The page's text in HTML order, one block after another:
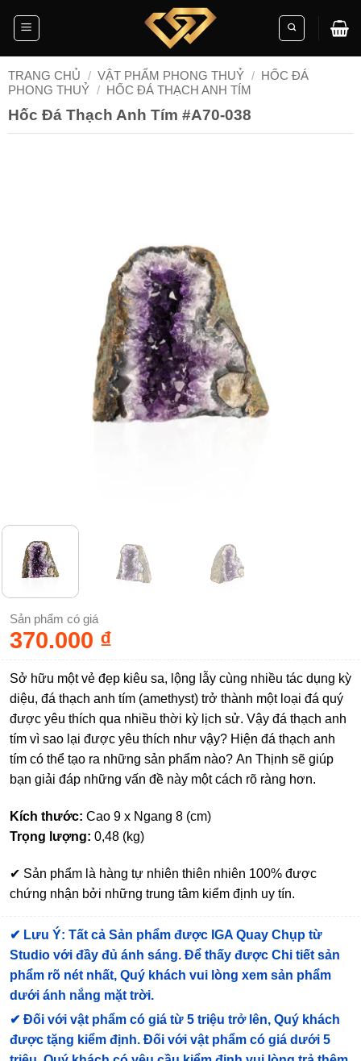
TRANG CHỦ / VẬT PHẨM PHONG THUỶ / HỐC ĐÁ
PHONG THUỶ / HỐC ĐÁ THẠCH ANH TÍM
Hốc Đá Thạch Anh Tím #A70-038
Sản phẩm có giá
370.000 ₫
Sở hữu một vẻ đẹp kiêu sa, lộng lẫy cùng nhiều tác dụng kỳ
diệu, đá thạch anh tím (amethyst) trở thành một loại đá quý
được yêu thích qua nhiều thời kỳ lịch sử. Vậy đá thạch anh
tím vì sao lại được yêu thích như vậy? Hiện đá thạch anh
tím có thể tạo ra những sản phẩm nào? An Thịnh sẽ giúp
bạn giải đáp những vấn đề này một cách rõ ràng hơn.
Kích thước: Cao 9 x Ngang 8 (cm)
Trọng lượng: 0,48 (kg)
✔ Sản phẩm là hàng tự nhiên thiên nhiên 100% được
chứng nhận bởi những trung tâm kiểm định uy tín.
✔ Lưu Ý: Tất cả Sản phẩm được IGA Quay Chụp từ
Studio với đầy đủ ánh sáng. Để thấy được Chi tiết sản
phẩm rõ nét nhất, Quý khách vui lòng xem sản phẩm
dưới ánh nắng mặt trời.
✔ Đối với vật phẩm có giá từ 5 triệu trở lên, Quý khách
được tặng kiểm định. Đối với vật phẩm có giá dưới 5